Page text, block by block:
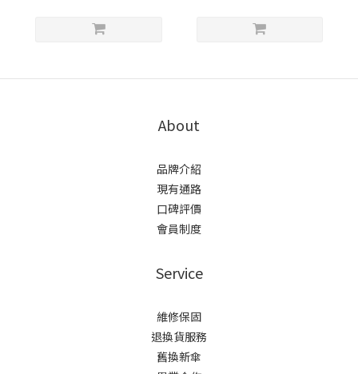
About
品牌介紹
現有通路
口碑評價
會員制度
Service
維修保固
退換貨服務
舊換新傘